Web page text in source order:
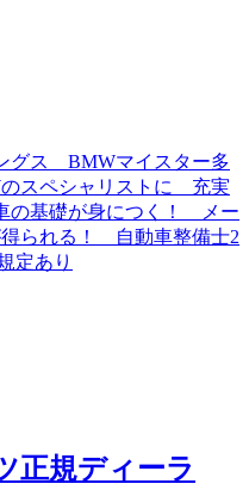
正規ディーラ